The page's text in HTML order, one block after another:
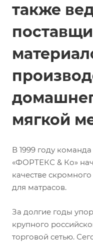
также
мягкой
В 1999 году
«ФОРТЕКС & Ко»
качестве
для матрасов.
За долгие годы
крупного
торговой сетью.